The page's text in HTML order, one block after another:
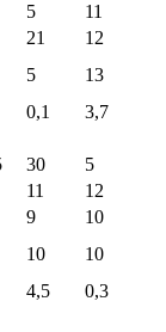
5
11
21
12
5
13
0,1
3,7
30
5
11
12
9
10
10
10
4,5
0,3